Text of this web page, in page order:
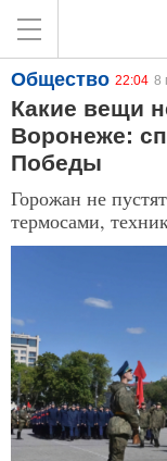
Общество 22:04 8
Какие вещи
Воронеже:
Победы
Горожан не
термосами,